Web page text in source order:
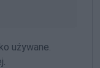
używane.